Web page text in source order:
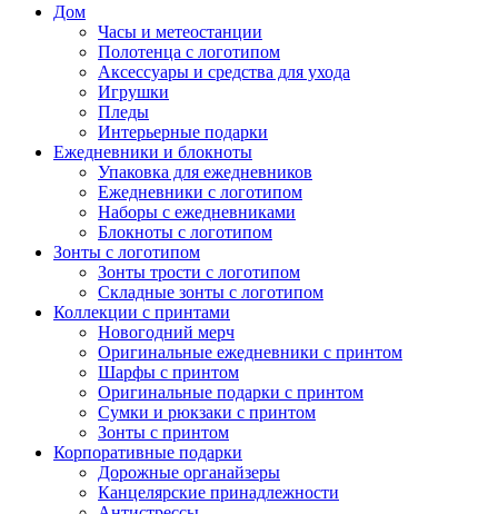
Дом
Часы и метеостанции
Полотенца с логотипом
Аксессуары и средства для ухода
Игрушки
Пледы
Интерьерные подарки
Ежедневники и блокноты
Упаковка для ежедневников
Ежедневники с логотипом
Наборы с ежедневниками
Блокноты с логотипом
Зонты с логотипом
Зонты трости с логотипом
Складные зонты с логотипом
Коллекции с принтами
Новогодний мерч
Оригинальные ежедневники с принтом
Шарфы с принтом
Оригинальные подарки с принтом
Сумки и рюкзаки с принтом
Зонты с принтом
Корпоративные подарки
Дорожные органайзеры
Канцелярские принадлежности